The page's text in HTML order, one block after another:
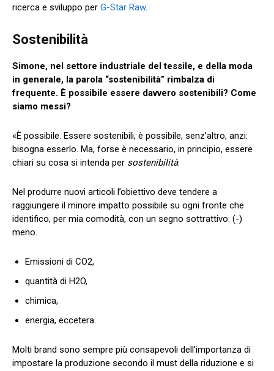
ricerca e sviluppo per G-Star Raw.
Sostenibilità
Simone, nel settore industriale del tessile, e della moda
in generale, la parola “sostenibilità” rimbalza di
frequente. È possibile essere davvero sostenibili? Come
siamo messi?
«È possibile. Essere sostenibili, è possibile, senz’altro, anzi:
bisogna esserlo. Ma, forse è necessario, in principio, essere
chiari su cosa si intenda per sostenibilità.
Nel produrre nuovi articoli l’obiettivo deve tendere a
raggiungere il minore impatto possibile su ogni fronte che
identifico, per mia comodità, con un segno sottrattivo: (-)
meno.
Emissioni di CO2,
quantità di H2O,
chimica,
energia, eccetera.
Molti brand sono sempre più consapevoli dell’importanza di
impostare la produzione secondo il must della riduzione e si